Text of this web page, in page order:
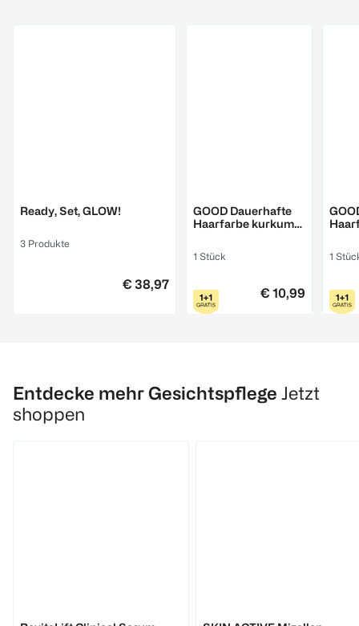
Ready, Set, GLOW!
3 Produkte
€ 38,97
GOOD Dauerhafte
Haarfarbe kurkuma
1 Stück
€ 10,99
1
Entdecke mehr Gesichtspflege Jetzt
shoppen